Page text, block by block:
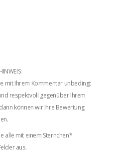
mit Ihrem Kommentar unbedingt
respektvoll gegenüber Ihrem
können wir Ihre Bewertung
alle mit einem Sternchen*
aus.